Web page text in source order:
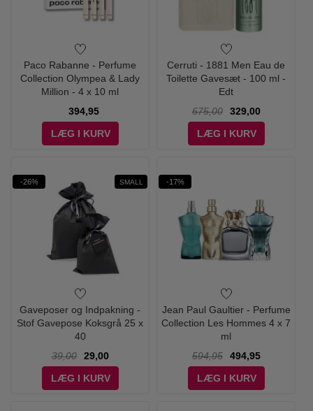
Paco Rabanne - Perfume
Collection Olympea & Lady
Million - 4 x 10 ml
394,95
LÆG I KURV
Cerruti - 1881 Men Eau de
Toilette Gavesæt - 100 ml -
Edt
675,00
329,00
LÆG I KURV
-26% SMALL
Gaveposer og Indpakning -
Stof Gavepose Koksgrå 25 x
40
39,00
29,00
LÆG I KURV
-17%
Jean Paul Gaultier - Perfume
Collection Les Hommes 4 x 7
ml
594,95
494,95
LÆG I KURV